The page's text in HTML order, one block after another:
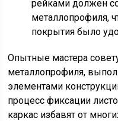
рейками должен
металлопрофиля,
покрытия было
Опытные мастера
металлопрофиля,
элементами
процесс фиксации
каркас избавят от